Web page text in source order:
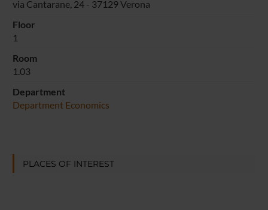
via Cantarane, 24 - 37129 Verona
Floor
1
Room
1.03
Department
Department Economics
PLACES OF INTEREST